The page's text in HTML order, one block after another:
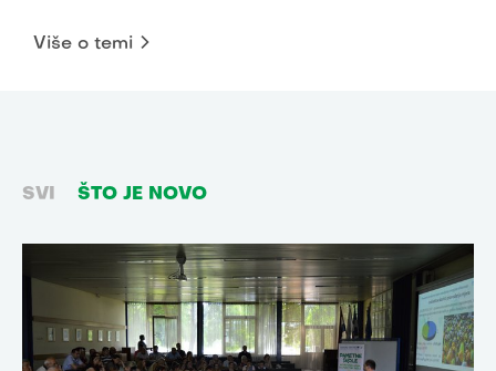
Više o temi
SVI ŠTO JE NOVO